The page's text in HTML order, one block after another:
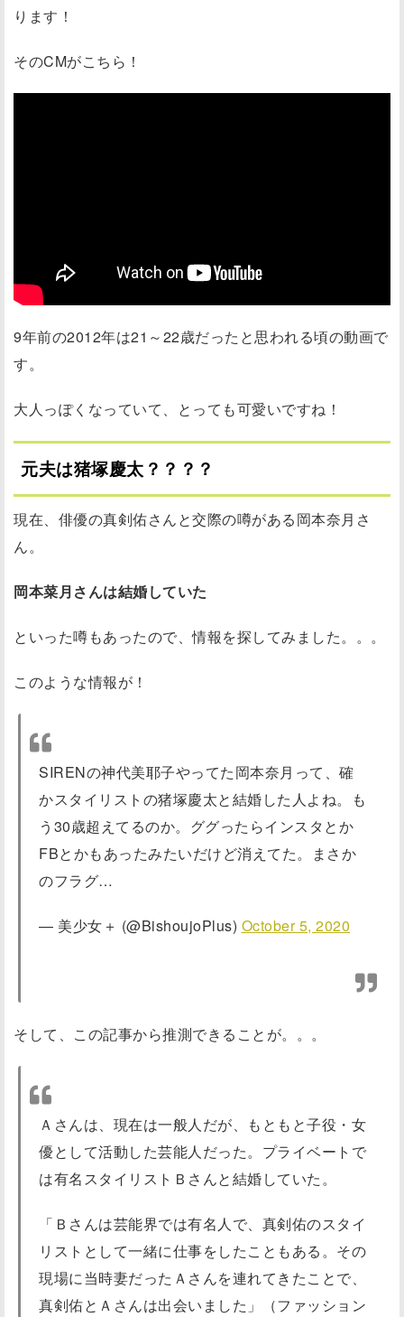
ります！
そのCMがこちら！
9年前の2012年は21～22歳だったと思われる頃の動画で
す。
大人っぽくなっていて、とっても可愛いですね！
元夫は猪塚慶太？？？？
現在、俳優の真剣佑さんと交際の噂がある岡本奈月さ
ん。
岡本菜月さんは結婚していた
といった噂もあったので、情報を探してみました。。。
このような情報が！
SIRENの神代美耶子やってた岡本奈月って、確
かスタイリストの猪塚慶太と結婚した人よね。も
う30歳超えてるのか。ググったらインスタとか
FBとかもあったみたいだけど消えてた。まさか
のフラグ…
— 美少女＋ (@BishoujoPlus) October 5, 2020
そして、この記事から推測できることが。。。
Ａさんは、現在は一般人だが、もともと子役・女
優として活動した芸能人だった。プライベートで
は有名スタイリストＢさんと結婚していた。
「Ｂさんは芸能界では有名人で、真剣佑のスタイ
リストとして一緒に仕事をしたこともある。その
現場に当時妻だったＡさんを連れてきたことで、
真剣佑とＡさんは出会いました」（ファッション